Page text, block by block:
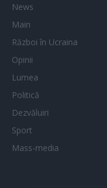
News
Main
Război în Ucraina
Opinii
Lumea
Politică
Dezvăluiri
Sport
Mass-media